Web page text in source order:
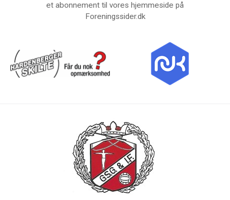
et abonnement til vores hjemmeside på
Foreningssider.dk